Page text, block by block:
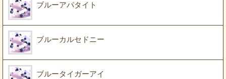
ブルーアパタイト
ブルーカルセドニー
ブルータイガーアイ